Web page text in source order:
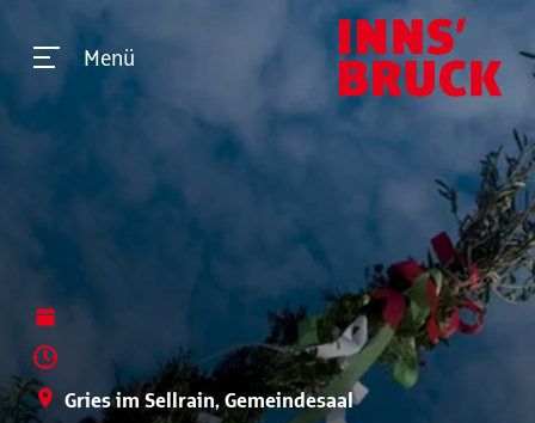
Menü
Gries im Sellrain, Gemeindesaal